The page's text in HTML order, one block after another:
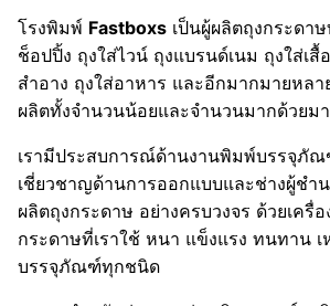
โรงพิมพ์ Fastboxs เป็นผู้ผลิตถุงกระดา
ช็อปปิ้ง ถุงใส่ไวน์ ถุงแบรนด์เนม ถุงใส่เสื้
สำอาง ถุงใส่อาหาร และอีกมากมายหลา
ผลิตทั้งจำนวนน้อยและจำนวนมากด้วยม
เรามีประสบการณ์ด้านงานพิมพ์บรรจุภั
เชี่ยวชาญด้านการออกแบบและช่างผู้ชำ
ผลิตถุงกระดาษ อย่างครบวงจร ด้วยเครื่
กระดาษที่เราใช้ หนา แข็งแรง ทนทาน
บรรจุภัณฑ์ทุกชนิด